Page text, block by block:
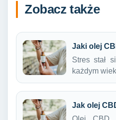
Zobacz także
Jaki olej
Stres stał
każdym
Jak olej